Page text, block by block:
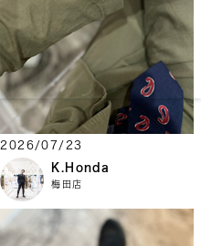
2026/07/23
K.Honda
梅田店